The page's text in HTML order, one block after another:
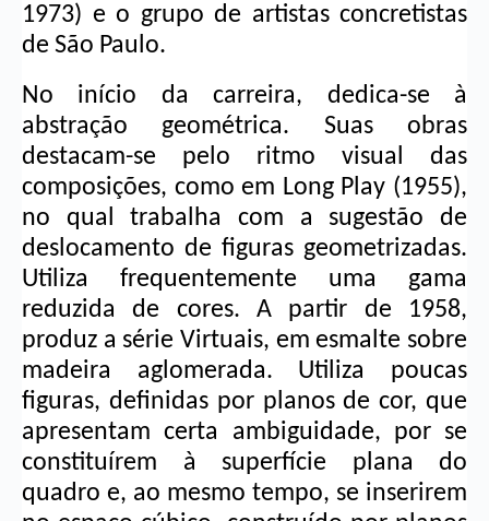
1973) e o grupo de artistas concretistas
de São Paulo.
No início da carreira, dedica-se à
abstração geométrica. Suas obras
destacam-se pelo ritmo visual das
composições, como em Long Play (1955),
no qual trabalha com a sugestão de
deslocamento de figuras geometrizadas.
Utiliza frequentemente uma gama
reduzida de cores. A partir de 1958,
produz a série Virtuais, em esmalte sobre
madeira aglomerada. Utiliza poucas
figuras, definidas por planos de cor, que
apresentam certa ambiguidade, por se
constituírem à superfície plana do
quadro e, ao mesmo tempo, se inserirem